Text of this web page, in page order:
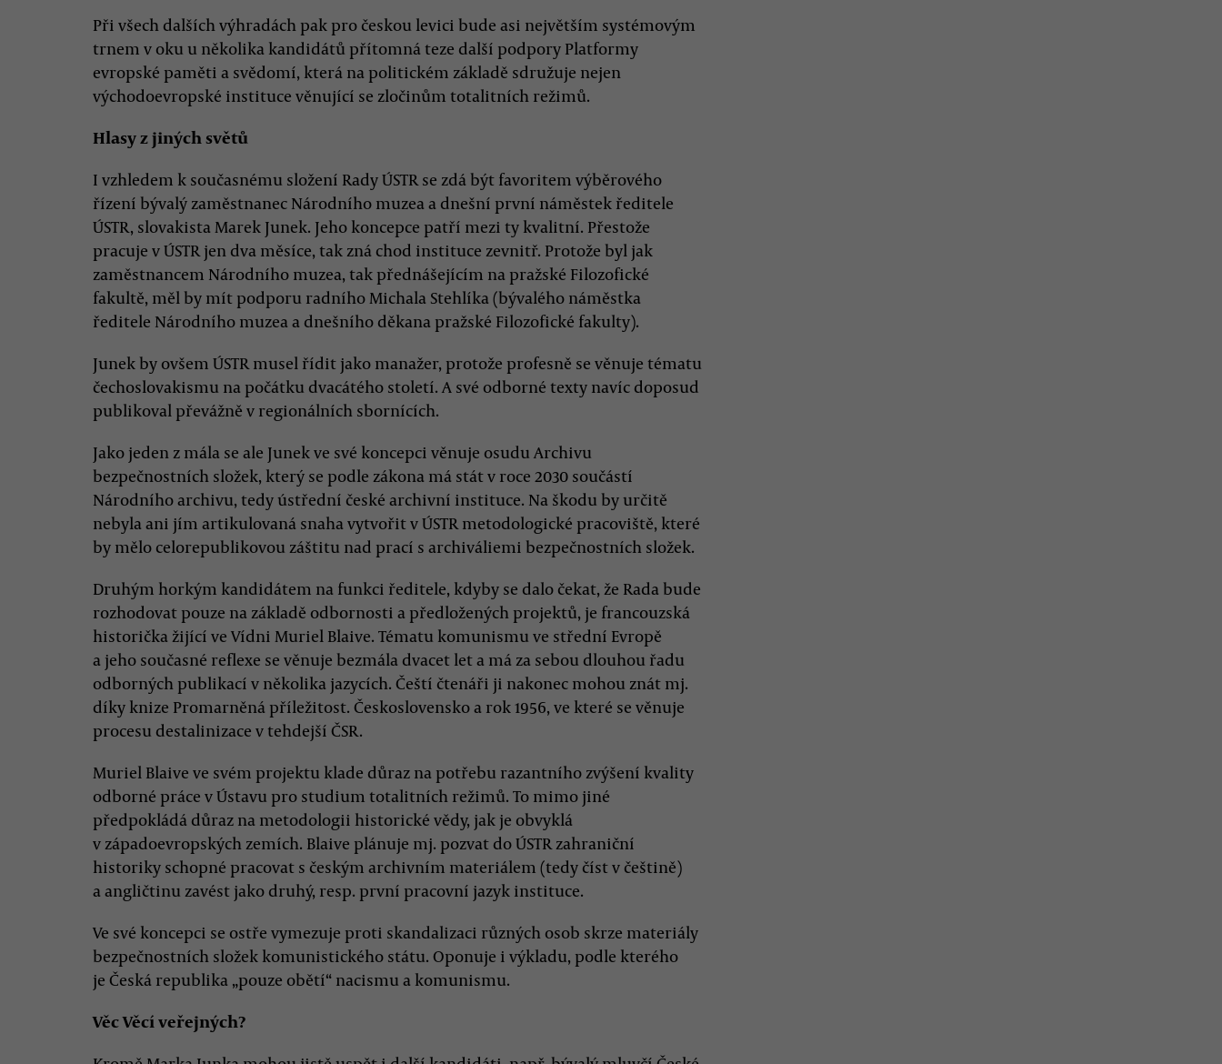
Při všech dalších výhradách pak pro českou levici bude asi největším systémovým
trnem v oku u několika kandidátů přítomná teze další podpory Platformy
evropské paměti a svědomí, která na politickém základě sdružuje nejen
východoevropské instituce věnující se zločinům totalitních režimů.
Hlasy z jiných světů
I vzhledem k současnému složení Rady ÚSTR se zdá být favoritem výběrového
řízení bývalý zaměstnanec Národního muzea a dnešní první náměstek ředitele
ÚSTR, slovakista Marek Junek. Jeho koncepce patří mezi ty kvalitní. Přestože
pracuje v ÚSTR jen dva měsíce, tak zná chod instituce zevnitř. Protože byl jak
zaměstnancem Národního muzea, tak přednášejícím na pražské Filozofické
fakultě, měl by mít podporu radního Michala Stehlíka (bývalého náměstka
ředitele Národního muzea a dnešního děkana pražské Filozofické fakulty).
Junek by ovšem ÚSTR musel řídit jako manažer, protože profesně se věnuje tématu
čechoslovakismu na počátku dvacátého století. A své odborné texty navíc doposud
publikoval převážně v regionálních sbornících.
Jako jeden z mála se ale Junek ve své koncepci věnuje osudu Archivu
bezpečnostních složek, který se podle zákona má stát v roce 2030 součástí
Národního archivu, tedy ústřední české archivní instituce. Na škodu by určitě
nebyla ani jím artikulovaná snaha vytvořit v ÚSTR metodologické pracoviště, které
by mělo celorepublikovou záštitu nad prací s archiváliemi bezpečnostních složek.
Druhým horkým kandidátem na funkci ředitele, kdyby se dalo čekat, že Rada bude
rozhodovat pouze na základě odbornosti a předložených projektů, je francouzská
historička žijící ve Vídni Muriel Blaive. Tématu komunismu ve střední Evropě
a jeho současné reflexe se věnuje bezmála dvacet let a má za sebou dlouhou řadu
odborných publikací v několika jazycích. Čeští čtenáři ji nakonec mohou znát mj.
díky knize Promarněná příležitost. Československo a rok 1956, ve které se věnuje
procesu destalinizace v tehdejší ČSR.
Muriel Blaive ve svém projektu klade důraz na potřebu razantního zvýšení kvality
odborné práce v Ústavu pro studium totalitních režimů. To mimo jiné
předpokládá důraz na metodologii historické vědy, jak je obvyklá
v západoevropských zemích. Blaive plánuje mj. pozvat do ÚSTR zahraniční
historiky schopné pracovat s českým archivním materiálem (tedy číst v češtině)
a angličtinu zavést jako druhý, resp. první pracovní jazyk instituce.
Ve své koncepci se ostře vymezuje proti skandalizaci různých osob skrze materiály
bezpečnostních složek komunistického státu. Oponuje i výkladu, podle kterého
je Česká republika „pouze obětí“ nacismu a komunismu.
Věc Věcí veřejných?